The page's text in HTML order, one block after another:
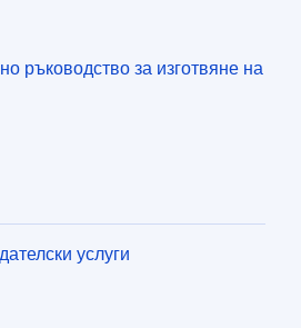
ръководство за изготвяне на
услуги